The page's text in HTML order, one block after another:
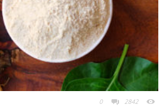
0 2842